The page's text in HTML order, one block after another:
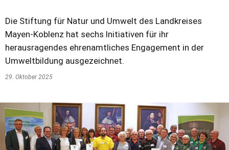
Die Stiftung für Natur und Umwelt des Landkreises
Mayen-Koblenz hat sechs Initiativen für ihr
herausragendes ehrenamtliches Engagement in der
Umweltbildung ausgezeichnet.
29. Oktober 2025